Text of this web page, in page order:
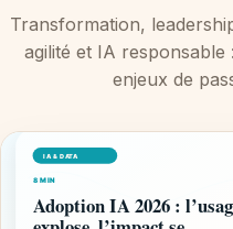
Transformation,
agilité et IA
enjeux de